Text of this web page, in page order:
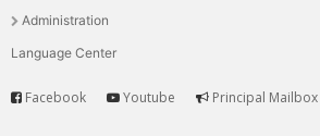
國
移
動
單Administration
Language Center
Service
Facebook Youtube Principal Mailbox